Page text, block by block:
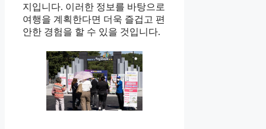
지입니다. 이러한 정보를 바탕으로
여행을 계획한다면 더욱 즐겁고 편
안한 경험을 할 수 있을 것입니다.